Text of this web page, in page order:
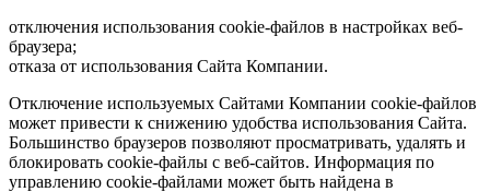
отключения использования cookie-файлов в настройках веб-
браузера;
отказа от использования Сайта Компании.
Отключение используемых Сайтами Компании cookie-файлов
может привести к снижению удобства использования Сайта.
Большинство браузеров позволяют просматривать, удалять и
блокировать cookie-файлы c веб-сайтов. Информация по
управлению cookie-файлами может быть найдена в